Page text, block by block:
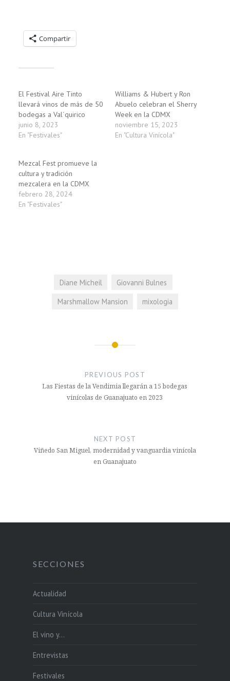
Compartir
El Festival Aire Tinto
llevará vinos de más de 50
bodegas a Val´quirico
junio 8, 2023
En "Festivales"
Williams & Hubert y Ron
Abuelo celebran el Sherry
Week en la CDMX
noviembre 15, 2023
En "Cultura Vinícola"
Mezcal Fest promueve la
cultura y tradición
mezcalera en la CDMX
febrero 28, 2024
En "Festivales"
Diane Micheil
Giovanni Bulnes
Marshmallow Mansion
mixologia
entradas
PREVIOUS POST
Las Fiestas de la Vendimia llegarán a 15 bodegas
vinícolas de Guanajuato en 2023
NEXT POST
Viñedo San Miguel, modernidad y vanguardia vinícola
en Guanajuato
SECCIONES
Actualidad
Cultura Vinícola
El vino y…
Entrevistas
Festivales